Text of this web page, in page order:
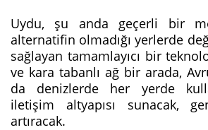
Uydu, şu anda geçerli bir
alternatifin olmadığı yerlerde
sağlayan tamamlayıcı bir
ve kara tabanlı ağ bir arada,
da denizlerde her yerde
iletişim altyapısı sunacak,
artıracak.